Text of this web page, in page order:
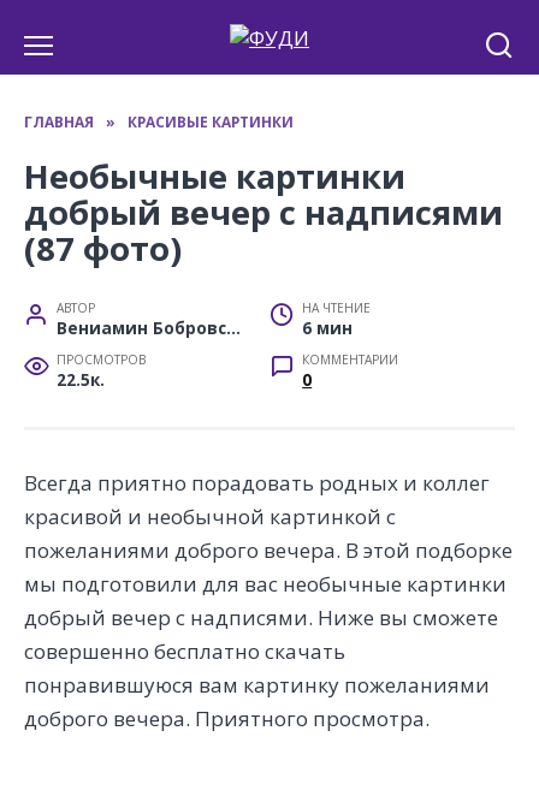
содержанию
ГЛАВНАЯ » КРАСИВЫЕ КАРТИНКИ
Необычные картинки
добрый вечер с надписями
(87 фото)
АВТОР
Вениамин Бобровский
НА ЧТЕНИЕ
6 мин
ПРОСМОТРОВ
22.5к.
КОММЕНТАРИИ
0
Всегда приятно порадовать родных и коллег
красивой и необычной картинкой с
пожеланиями доброго вечера. В этой подборке
мы подготовили для вас необычные картинки
добрый вечер с надписями. Ниже вы сможете
совершенно бесплатно скачать
понравившуюся вам картинку пожеланиями
доброго вечера. Приятного просмотра.